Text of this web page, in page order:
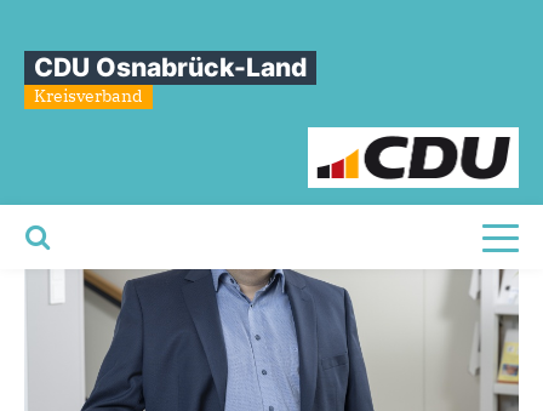
CDU Osnabrück-Land
Kreisverband
Sie sind hier
MarcusUnger